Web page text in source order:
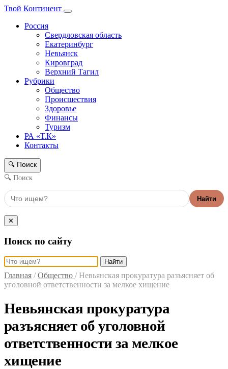
Твой Континент
Россия
Свердловская область
Екатеринбург
Невьянск
Кировград
Верхний Тагил
Рубрики
Общество
Происшествия
Здоровье
Финансы
Туризм
РА «Т.К»
Контакты
🔍 Поиск
🔍 Поиск
Найти
✕
Поиск по сайту
Найти
Главная / Общество / Невьянская прокуратура разъясняет об
уголовной ответственности за мелкое хищение
Невьянская прокуратура
разъясняет об уголовной
ответственности за мелкое
хищение